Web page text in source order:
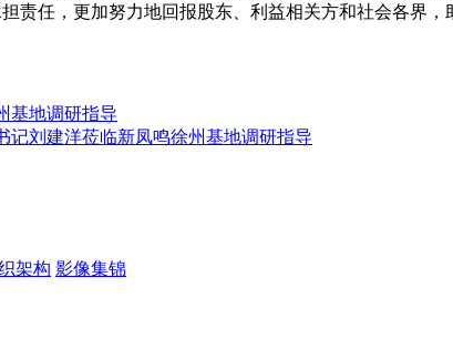
责任，更加努力地回报股东、利益相关方和社会各界
基地调研指导
记刘建洋莅临新凤鸣徐州基地调研指导
架构 影像集锦